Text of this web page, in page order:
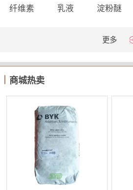
纤维素 乳液 淀粉醚
更多
商城热卖